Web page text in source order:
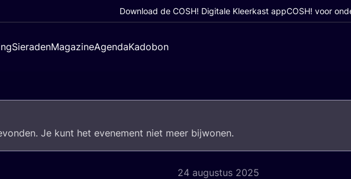
Download de COSH! Digitale Kleerkast appCOSH! voor
SieradenMagazineAgendaKadobon
Je kunt het eve­ne­ment niet meer bijwonen.
24 augustus 2025